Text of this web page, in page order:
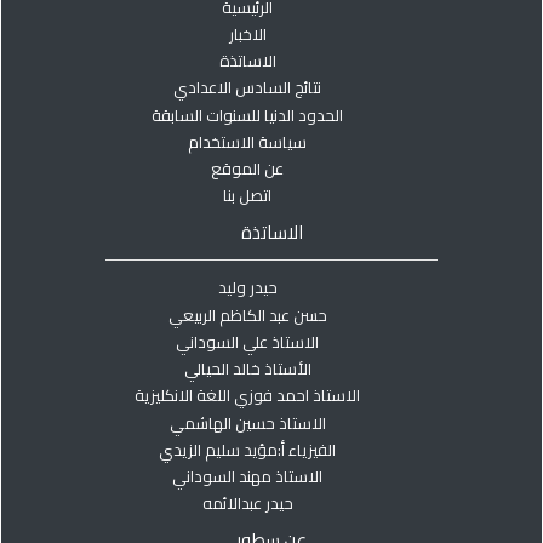
الرئيسية
الاخبار
الاساتذة
نتائج السادس الاعدادي
الحدود الدنيا للسنوات السابقة
سياسة الاستخدام
عن الموقع
اتصل بنا
الاساتذة
حيدر وليد
حسن عبد الكاظم الربيعي
الاستاذ علي السوداني
الأستاذ خالد الحيالي
الاستاذ احمد فوزي اللغة الانكليزية
الاستاذ حسين الهاشمي
الفيزياء أ:مؤيد سليم الزيدي
الاستاذ مهند السوداني
حيدر عبدالائمه